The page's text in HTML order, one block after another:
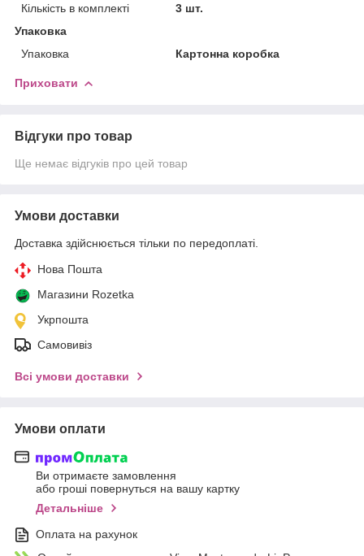
Кількість в комплекті
3 шт.
Упаковка
Упаковка
Картонна коробка
Приховати
Відгуки про товар
Ще немає відгуків про цей товар
Умови доставки
Доставка здійснюється тільки по передоплаті.
Нова Пошта
Магазини Rozetka
Укрпошта
Самовивіз
Всі умови доставки
Умови оплати
Ви отримаєте замовлення
або гроші повернуться на вашу картку
Детальніше
Оплата на рахунок